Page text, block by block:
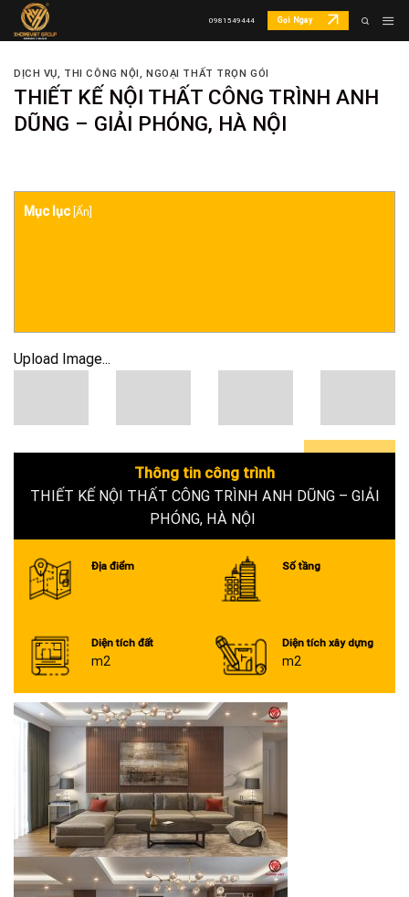
Skip
0981549444 Gọi Ngay
DỊCH VỤ, THI CÔNG NỘI, NGOẠI THẤT TRỌN GÓI
THIẾT KẾ NỘI THẤT CÔNG TRÌNH ANH
DŨNG – GIẢI PHÓNG, HÀ NỘI
Mục lục Ẩn
Upload Image...
0+
Thông tin công trình
THIẾT KẾ NỘI THẤT CÔNG TRÌNH ANH DŨNG – GIẢI
PHÓNG, HÀ NỘI
Địa điểm Số tầng
Diện tích đất
m2
Diện tích xây dựng
m2